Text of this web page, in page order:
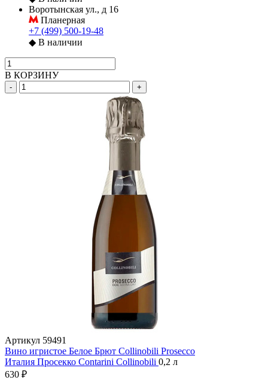
Воротынская ул., д 16
Планерная
+7 (499) 500-19-48
◆ В наличии
В КОРЗИНУ
- +
Артикул 59491
Вино игристое Белое Брют Collinobili Prosecco
Италия Просекко Contarini Collinobili 0,2 л
630 ₽